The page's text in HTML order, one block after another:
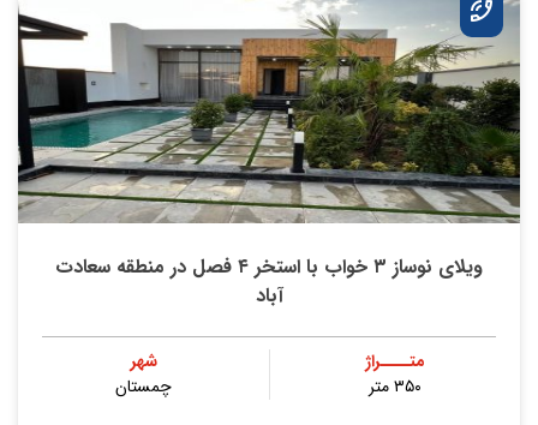
ویلای نوساز ۳ خواب با استخر ۴ فصل در منطقه سعادت
آباد
متــــراژ
۳۵۰ متر
شهر
چمستان